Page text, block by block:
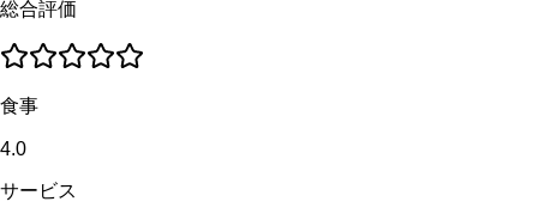
総合評価
食事
4.0
サービス